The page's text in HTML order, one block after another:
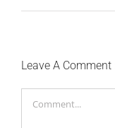
Leave A Comment